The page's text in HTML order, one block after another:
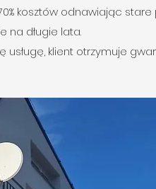
kosztów odnawiając
na długie lata.
usługę, klient otrzymuje